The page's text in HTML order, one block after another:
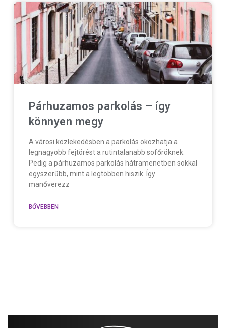
Párhuzamos parkolás – így
könnyen megy
A városi közlekedésben a parkolás okozhatja a
legnagyobb fejtörést a rutintalanabb sofőröknek.
Pedig a párhuzamos parkolás hátramenetben sokkal
egyszerűbb, mint a legtöbben hiszik. Így
manőverezz
BŐVEBBEN